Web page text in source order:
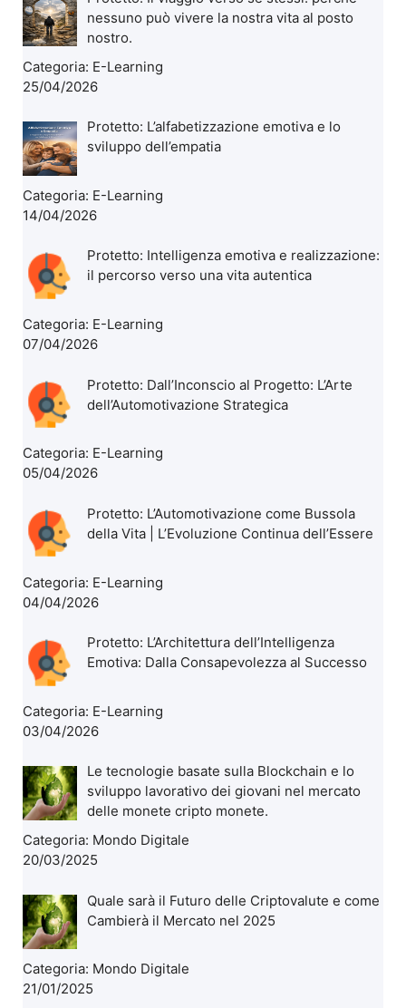
nessuno può vivere la nostra vita al posto
nostro.
Categoria: E-Learning
25/04/2026
Protetto: L’alfabetizzazione emotiva e lo
sviluppo dell’empatia
Categoria: E-Learning
14/04/2026
Protetto: Intelligenza emotiva e realizzazione:
il percorso verso una vita autentica
Categoria: E-Learning
07/04/2026
Protetto: Dall’Inconscio al Progetto: L’Arte
dell’Automotivazione Strategica
Categoria: E-Learning
05/04/2026
Protetto: L’Automotivazione come Bussola
della Vita | L’Evoluzione Continua dell’Essere
Categoria: E-Learning
04/04/2026
Protetto: L’Architettura dell’Intelligenza
Emotiva: Dalla Consapevolezza al Successo
Categoria: E-Learning
03/04/2026
Le tecnologie basate sulla Blockchain e lo
sviluppo lavorativo dei giovani nel mercato
delle monete cripto monete.
Categoria: Mondo Digitale
20/03/2025
Quale sarà il Futuro delle Criptovalute e come
Cambierà il Mercato nel 2025
Categoria: Mondo Digitale
21/01/2025